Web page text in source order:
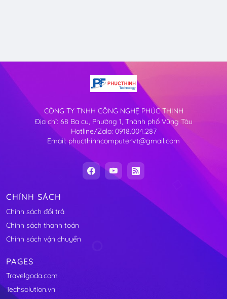
CÔNG TY TNHH CÔNG NGHỆ PHÚC THỊNH
Địa chỉ: 68 Ba cu, Phường 1, Thành phố Vũng Tàu
Hotline/Zalo: 0918.004.287
Email: phucthinhcomputervt@gmail.com
CHÍNH SÁCH
Chính sách đổi trả
Chính sách thanh toán
Chính sách vận chuyển
PAGES
Travelgoda.com
Techsolution.vn